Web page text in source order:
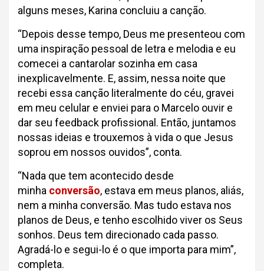
alguns meses, Karina concluiu a canção.
“Depois desse tempo, Deus me presenteou com
uma inspiração pessoal de letra e melodia e eu
comecei a cantarolar sozinha em casa
inexplicavelmente. E, assim, nessa noite que
recebi essa canção literalmente do céu, gravei
em meu celular e enviei para o Marcelo ouvir e
dar seu feedback profissional. Então, juntamos
nossas ideias e trouxemos à vida o que Jesus
soprou em nossos ouvidos”, conta.
“Nada que tem acontecido desde
minha conversão, estava em meus planos, aliás,
nem a minha conversão. Mas tudo estava nos
planos de Deus, e tenho escolhido viver os Seus
sonhos. Deus tem direcionado cada passo.
Agradá-lo e segui-lo é o que importa para mim”,
completa.